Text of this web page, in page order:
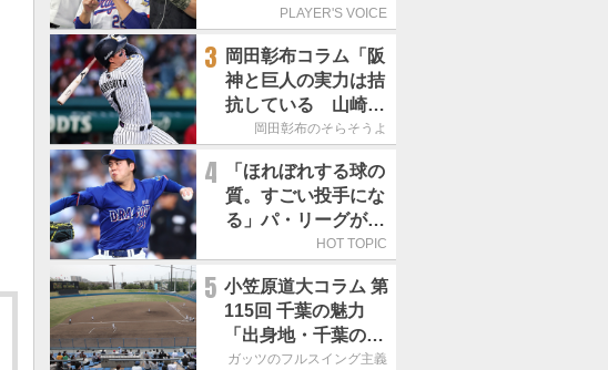
本勇人が来た！」／
PLAYER'S VOICE
3
岡田彰布コラム「阪
神と巨人の実力は拮
抗している 山崎、
小笠原の存在は大き
岡田彰布のそらそうよ
4
「ほれぼれする球の
質。すごい投手にな
る」パ・リーグが驚
いた「中日の左腕」
HOT TOPIC
5 小笠原道大コラム 第
115回 千葉の魅力
「出身地・千葉の話
の続き。昔から野球
ガッツのフルスイング主義